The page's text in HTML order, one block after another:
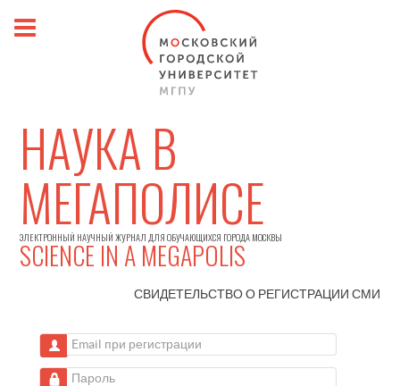
НАУКА В
МЕГАПОЛИСЕ
ЭЛЕКТРОННЫЙ НАУЧНЫЙ ЖУРНАЛ ДЛЯ ОБУЧАЮЩИХСЯ ГОРОДА МОСКВЫ
SCIENCE IN A MEGAPOLIS
СВИДЕТЕЛЬСТВО О РЕГИСТРАЦИИСМИ
Email при регистрации
Пароль